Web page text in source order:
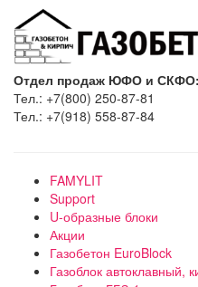
Отдел продаж ЮФО и СКФО:
Тел.: +7(800) 250-87-81
Тел.: +7(918) 558-87-84
FAMYLIT
Support
U-образные блоки
Акции
Газобетон EuroBlock
Газоблок автоклавный,